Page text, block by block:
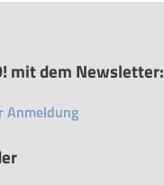
mit dem Newsletter:
Anmeldung